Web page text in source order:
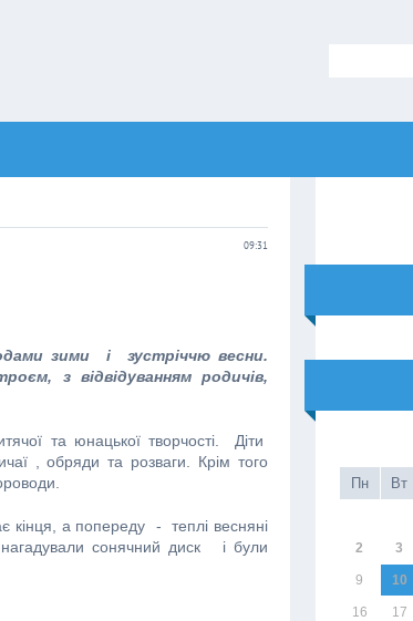
09:31
зими і зустріччю весни.
з відвідуванням родичів,
та юнацької творчості. Діти
, обряди та розваги. Крім того
а попереду - теплі весняні
нагадували сонячний диск і були
Пн
Вт
2 3
9 10
16 17